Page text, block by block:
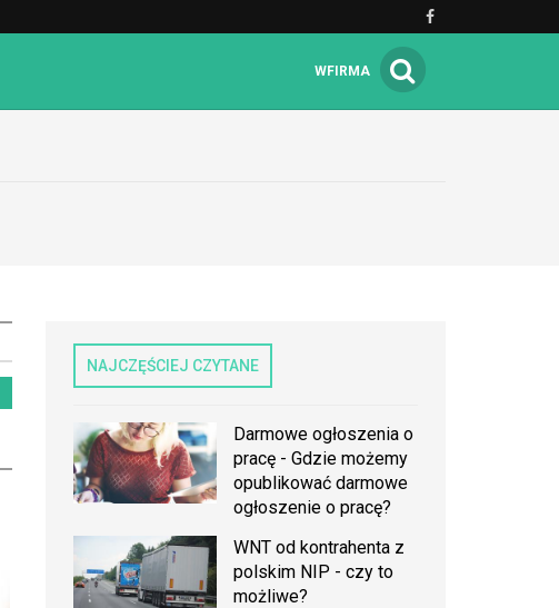
WFIRMA
NAJCZĘŚCIEJ CZYTANE
Darmowe ogłoszenia o
pracę - Gdzie możemy
opublikować darmowe
ogłoszenie o pracę?
WNT od kontrahenta z
polskim NIP - czy to
możliwe?